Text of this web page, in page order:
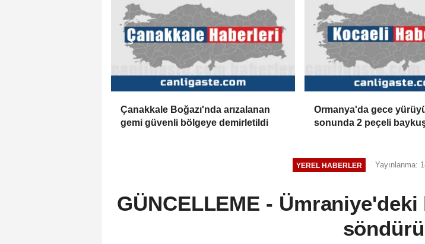
Çanakkale Boğazı'nda arızalanan
gemi güvenli bölgeye demirletildi
Ormanya'da gece
sonunda 2 peçeli
YEREL HABERLER Yayınlanma:
GÜNCELLEME -